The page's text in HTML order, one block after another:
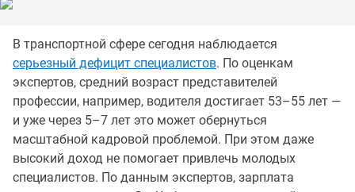
В транспортной сфере сегодня наблюдается
серьезный дефицит специалистов. По оценкам
экспертов, средний возраст представителей
профессии, например, водителя достигает 53–55 лет —
и уже через 5–7 лет это может обернуться
масштабной кадровой проблемой. При этом даже
высокий доход не помогает привлечь молодых
специалистов. По данным экспертов, зарплата